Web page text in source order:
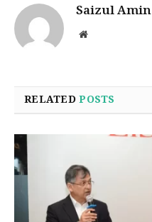
Saizul Amin
Website
RELATEDPOSTS